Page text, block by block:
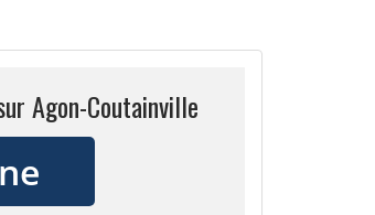
Agon-Coutainville